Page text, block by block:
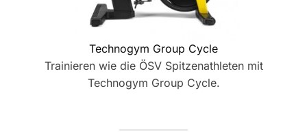
Technogym Group Cycle
Trainieren wie die ÖSV Spitzenathleten mit
Technogym Group Cycle.